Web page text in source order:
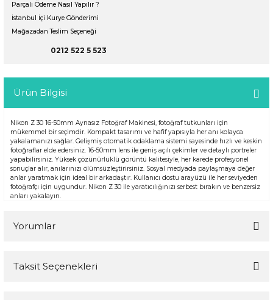
Parçalı Ödeme Nasıl Yapılır ?
İstanbul İçi Kurye Gönderimi
Mağazadan Teslim Seçeneği
0212 522 5 523
Ürün Bilgisi
Nikon Z 30 16-50mm Aynasız Fotoğraf Makinesi, fotoğraf tutkunları için
mükemmel bir seçimdir. Kompakt tasarımı ve hafif yapısıyla her anı kolayca
yakalamanızı sağlar. Gelişmiş otomatik odaklama sistemi sayesinde hızlı ve keskin
fotoğraflar elde edersiniz. 16-50mm lens ile geniş açılı çekimler ve detaylı portreler
yapabilirsiniz. Yüksek çözünürlüklü görüntü kalitesiyle, her karede profesyonel
sonuçlar alır, anılarınızı ölümsüzleştirirsiniz. Sosyal medyada paylaşmaya değer
anlar yaratmak için ideal bir arkadaştır. Kullanıcı dostu arayüzü ile her seviyeden
fotoğrafçı için uygundur. Nikon Z 30 ile yaratıcılığınızı serbest bırakın ve benzersiz
anları yakalayın.
Yorumlar
Taksit Seçenekleri